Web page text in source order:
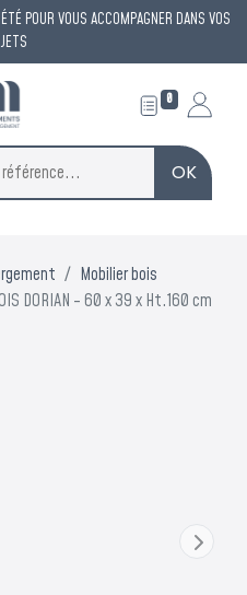
POUR VOUS ACCOMPAGNER DANS VOS
0
OK
Mobilier bois
DORIAN - 60 x 39 x Ht.160 cm
à votre